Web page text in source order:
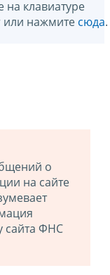
клавиатуре
нажмите сюда.
о
на сайте
сайта ФНС